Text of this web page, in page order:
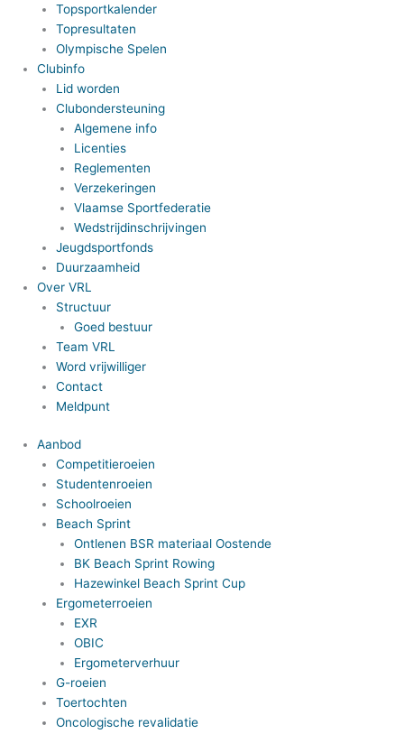
Topsportkalender
Topresultaten
Olympische Spelen
Clubinfo
Lid worden
Clubondersteuning
Algemene info
Licenties
Reglementen
Verzekeringen
Vlaamse Sportfederatie
Wedstrijdinschrijvingen
Jeugdsportfonds
Duurzaamheid
Over VRL
Structuur
Goed bestuur
Team VRL
Word vrijwilliger
Contact
Meldpunt
Aanbod
Competitieroeien
Studentenroeien
Schoolroeien
Beach Sprint
Ontlenen BSR materiaal Oostende
BK Beach Sprint Rowing
Hazewinkel Beach Sprint Cup
Ergometerroeien
EXR
OBIC
Ergometerverhuur
G-roeien
Toertochten
Oncologische revalidatie